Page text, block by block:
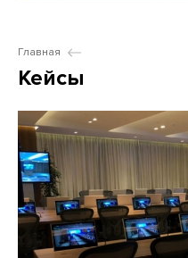
Главная
Кейсы